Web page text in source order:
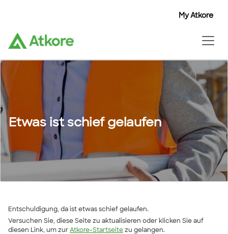
My Atkore
Etwas ist schief gelaufen
Entschuldigung, da ist etwas schief gelaufen.
Versuchen Sie, diese Seite zu aktualisieren oder klicken Sie auf
diesen Link, um zur Atkore-Startseite zu gelangen.